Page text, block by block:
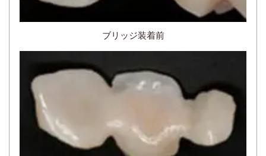
ブリッジ装着前